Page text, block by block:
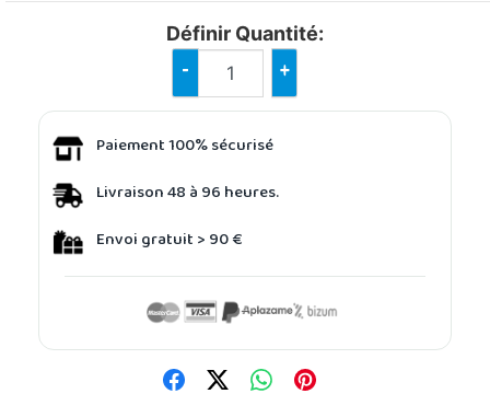
Définir Quantité:
- +
Paiement 100% sécurisé
Livraison 48 à 96 heures.
Envoi gratuit > 90 €